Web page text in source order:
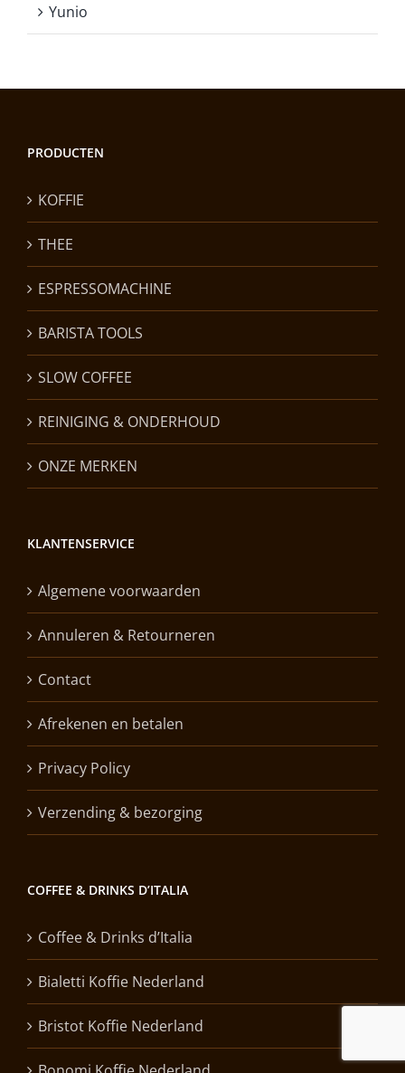
Yunio
PRODUCTEN
KOFFIE
THEE
ESPRESSOMACHINE
BARISTA TOOLS
SLOW COFFEE
REINIGING & ONDERHOUD
ONZE MERKEN
KLANTENSERVICE
Algemene voorwaarden
Annuleren & Retourneren
Contact
Afrekenen en betalen
Privacy Policy
Verzending & bezorging
COFFEE & DRINKS D’ITALIA
Coffee & Drinks d’Italia
Bialetti Koffie Nederland
Bristot Koffie Nederland